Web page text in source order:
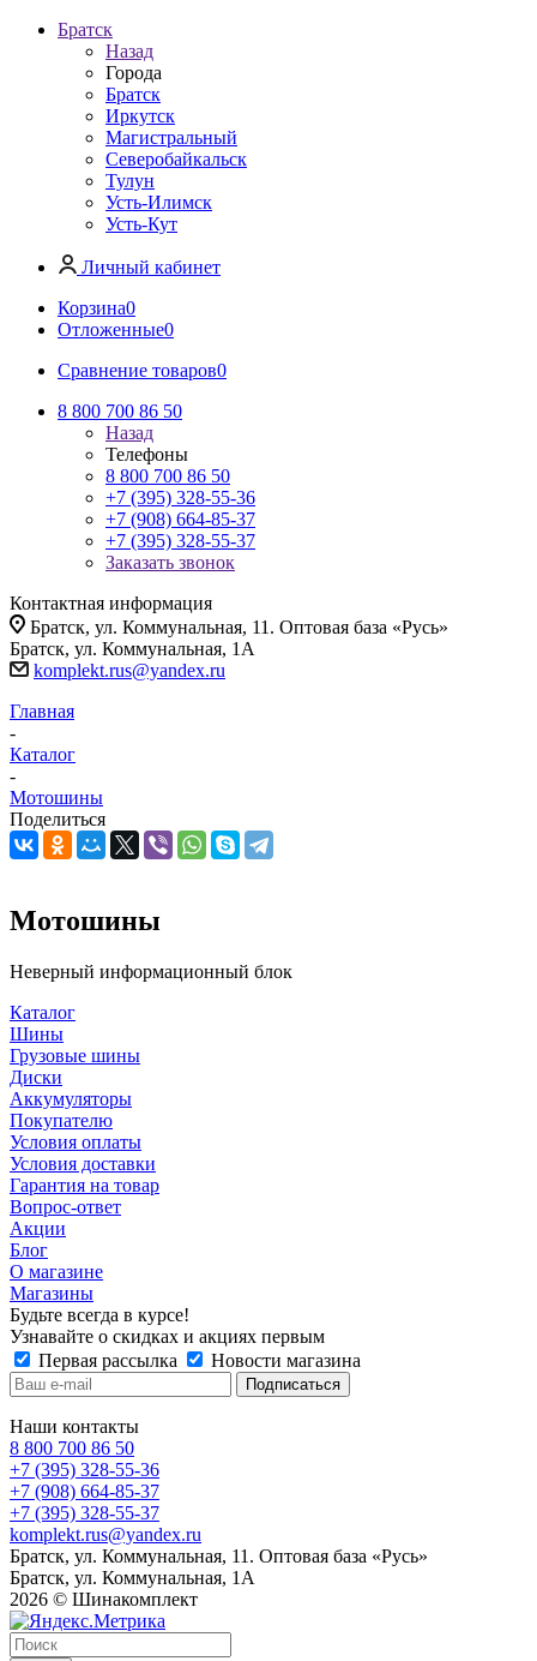
Братск
Назад
Города
Братск
Иркутск
Магистральный
Северобайкальск
Тулун
Усть-Илимск
Усть-Кут
Личный кабинет
Корзина0
Отложенные0
Сравнение товаров0
8 800 700 86 50
Назад
Телефоны
8 800 700 86 50
+7 (395) 328-55-36
+7 (908) 664-85-37
+7 (395) 328-55-37
Заказать звонок
Контактная информация
Братск, ул. Коммунальная, 11. Оптовая база «Русь»
Братск, ул. Коммунальная, 1А
komplekt.rus@yandex.ru
Главная
-
Каталог
-
Мотошины
Поделиться
Мотошины
Неверный информационный блок
Каталог
Шины
Грузовые шины
Диски
Аккумуляторы
Покупателю
Условия оплаты
Условия доставки
Гарантия на товар
Вопрос-ответ
Акции
Блог
О магазине
Магазины
Будьте всегда в курсе!
Узнавайте о скидках и акциях первым
Первая рассылка
Новости магазина
Наши контакты
8 800 700 86 50
+7 (395) 328-55-36
+7 (908) 664-85-37
+7 (395) 328-55-37
komplekt.rus@yandex.ru
Братск, ул. Коммунальная, 11. Оптовая база «Русь»
Братск, ул. Коммунальная, 1А
2026 © Шинакомплект